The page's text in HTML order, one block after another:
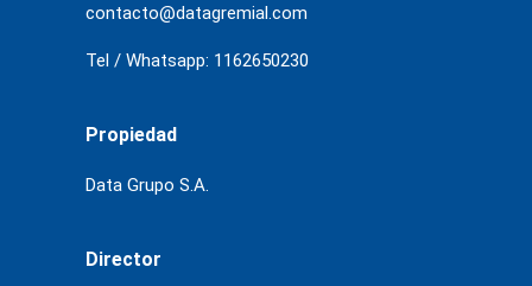
contacto@datagremial.com
Tel / Whatsapp: 1162650230
Propiedad
Data Grupo S.A.
Director